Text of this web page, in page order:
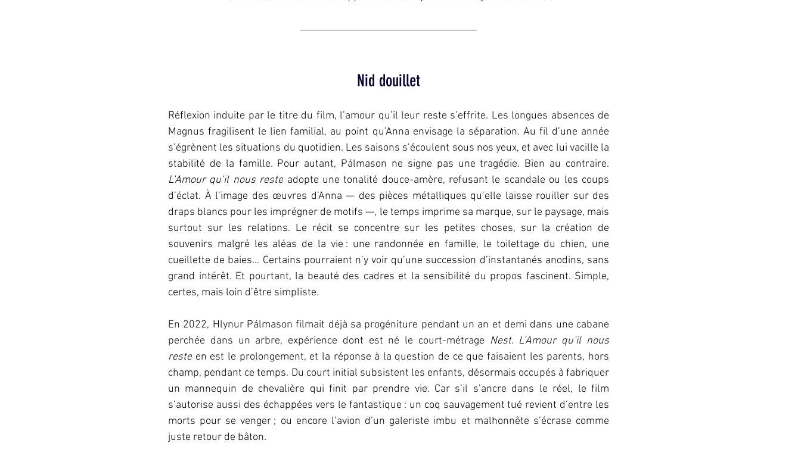
Nid douillet
Réflexion induite par le titre du film, l’amour qu’il leur reste s’effrite. Les longues absences de
Magnus fragilisent le lien familial, au point qu’Anna envisage la séparation. Au fil d’une année
s’égrènent les situations du quotidien. Les saisons s’écoulent sous nos yeux, et avec lui vacille la
L’Amour qu’il nous reste adopte une tonalité douce-amère, refusant le scandale ou les coups
d’éclat. À l’image des œuvres d’Anna — des pièces métalliques qu’elle laisse rouiller sur des
draps blancs pour les imprégner de motifs —, le temps imprime sa marque, sur le paysage, mais
surtout sur les relations. Le récit se concentre sur les petites choses, sur la création de
souvenirs malgré les aléas de la vie : une randonnée en famille, le toilettage du chien, une
cueillette de baies… Certains pourraient n’y voir qu’une succession d’instantanés anodins, sans
grand intérêt. Et pourtant, la beauté des cadres et la sensibilité du propos fascinent. Simple,
certes, mais loin d’être simpliste.
En 2022, Hlynur Pálmason filmait déjà sa progéniture pendant un an et demi dans une cabane
perchée dans un arbre, expérience dont est né le court-métrage Nest. L’Amour qu’il nous
reste en est le prolongement, et la réponse à la question de ce que faisaient les parents, hors
champ, pendant ce temps. Du court initial subsistent les enfants, désormais occupés à fabriquer
un mannequin de chevalière qui finit par prendre vie. Car s’il s’ancre dans le réel, le film
s’autorise aussi des échappées vers le fantastique : un coq sauvagement tué revient d’entre les
morts pour se venger ; ou encore l’avion d’un galeriste imbu et malhonnête s’écrase comme
juste retour de bâton.